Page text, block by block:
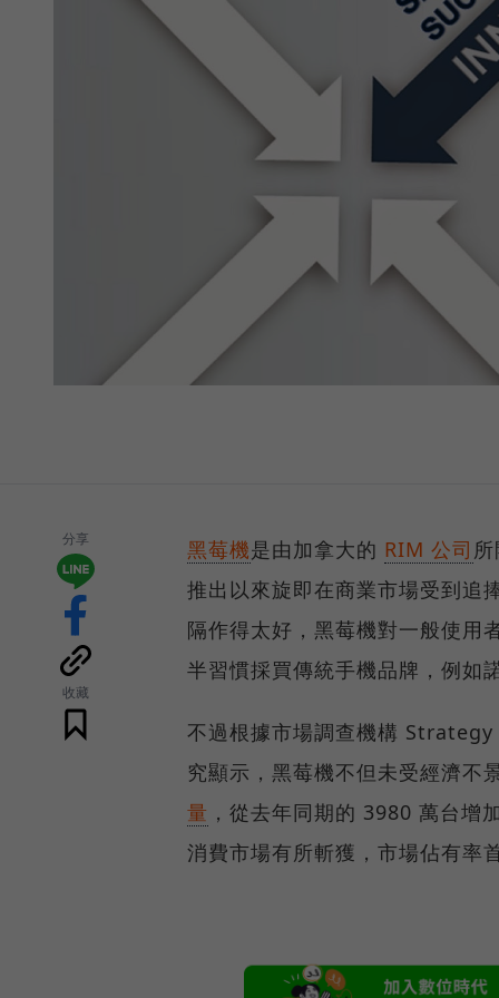
分享
收藏
黑莓機是由加拿大的 RIM 公司
推出以來旋即在商業市場受到追
隔作得太好，黑莓機對一般使用
半習慣採買傳統手機品牌，例如
不過根據市場調查機構
究顯示，黑莓機不但未受經濟不
量 ，從去年同期的 3980 萬台增
消費市場有所斬獲，市場佔有率